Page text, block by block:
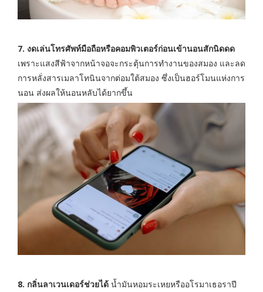
7. งดเล่นโทรศัพท์มือถือหรือคอมพิวเตอร์ก่อนเข้านอนสักนิดดด
เพราะแสงสีฟ้าจากหน้าจอจะกระตุ้นการทำงานของสมอง และลด
การหลั่งสารเมลาโทนินจากต่อมใต้สมอง ซึ่งเป็นฮอร์โมนแห่งการ
นอน ส่งผลให้นอนหลับได้ยากขึ้น
8. กลิ่นลาเวนเดอร์ช่วยได้ น้ำมันหอมระเหยหรืออโรมาเธอราปี